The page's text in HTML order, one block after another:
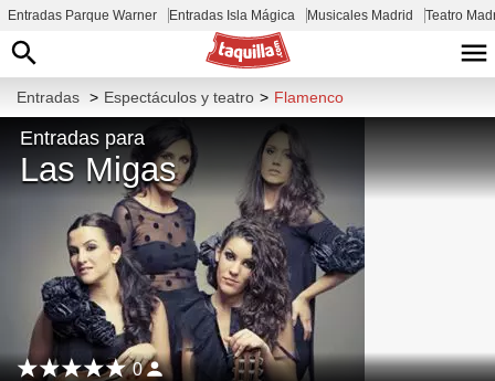
Entradas Parque Warner Entradas Isla Mágica Musicales Madrid Teatro
Entradas > Espectáculos y teatro > Flamenco
Entradas para
Las Migas
0